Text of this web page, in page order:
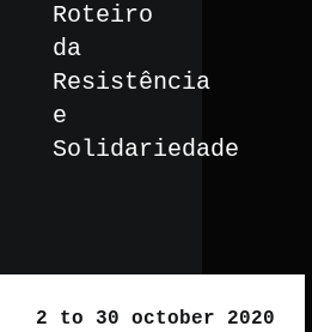
Roteiro
da
Resistência
e
Solidariedade
2 to 30 october 2020